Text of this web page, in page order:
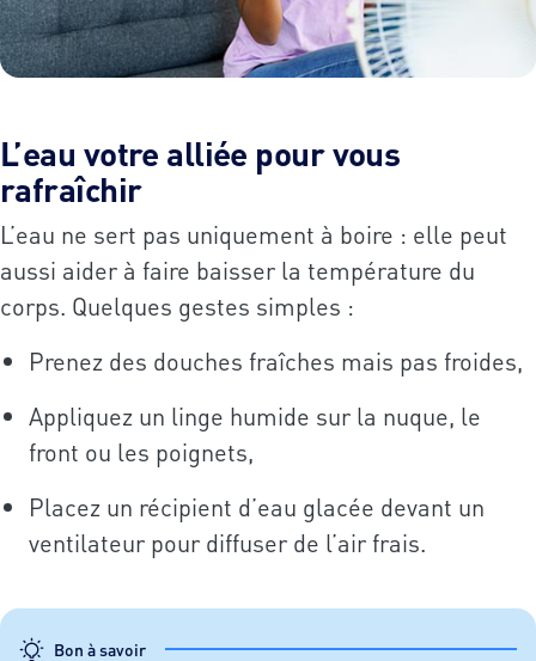
L’eau votre alliée pour vous
rafraîchir
L’eau ne sert pas uniquement à boire : elle peut
aussi aider à faire baisser la température du
corps. Quelques gestes simples :
Prenez des douches fraîches mais pas froides,
Appliquez un linge humide sur la nuque, le
front ou les poignets,
Placez un récipient d’eau glacée devant un
ventilateur pour diffuser de l’air frais.
Bon à savoir